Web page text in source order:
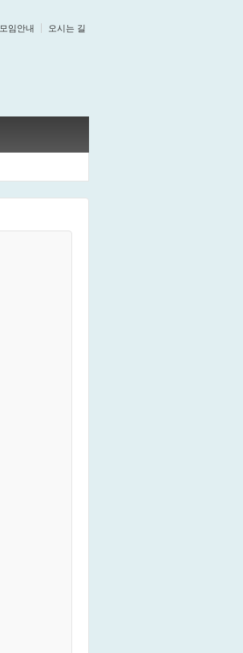
모임안내 오시는 길